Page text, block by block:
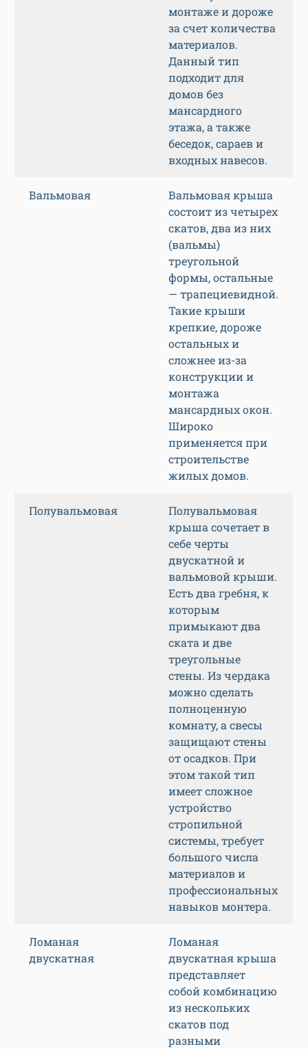
монтаже и дороже
за счет количества
материалов.
Данный тип
подходит для
домов без
мансардного
этажа, а также
беседок, сараев и
входных навесов.
Вальмовая
Вальмовая крыша
состоит из четырех
скатов, два из них
(вальмы)
треугольной
формы, остальные
— трапециевидной.
Такие крыши
крепкие, дороже
остальных и
сложнее из-за
конструкции и
монтажа
мансардных окон.
Широко
применяется при
строительстве
жилых домов.
Полувальмовая
Полувальмовая
крыша сочетает в
себе черты
двускатной и
вальмовой крыши.
Есть два гребня, к
которым
примыкают два
ската и две
треугольные
стены. Из чердака
можно сделать
полноценную
комнату, а свесы
защищают стены
от осадков. При
этом такой тип
имеет сложное
устройство
стропильной
системы, требует
большого числа
материалов и
профессиональных
навыков монтера.
Ломаная
двускатная
Ломаная
двускатная крыша
представляет
собой комбинацию
из нескольких
скатов под
разными